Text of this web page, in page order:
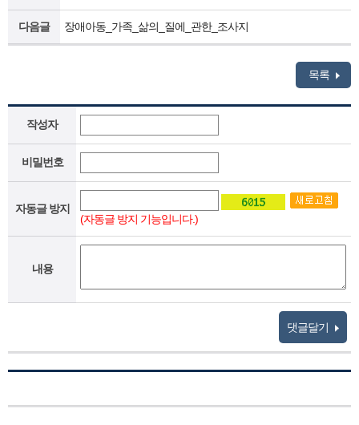
다음글 장애아동_가족_삶의_질에_관한_조사지
목록
작성자
비밀번호
자동글 방지
(자동글 방지 기능입니다.)
내용
댓글달기